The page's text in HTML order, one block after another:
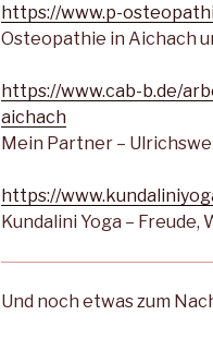
https://www.p-
Osteopathie in Aichach
https://www.cab-b.de/
aichach
Mein Partner –
https://
Kundalini Yoga – Freude,
Und noch etwas zum